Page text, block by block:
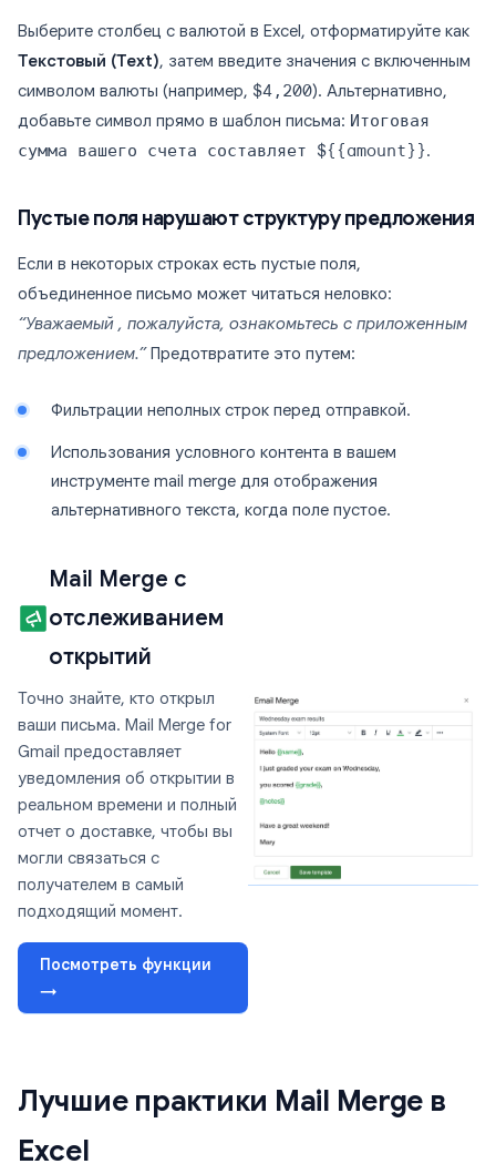
Выберите столбец с валютой в Excel, отформатируйте как
Текстовый (Text), затем введите значения с включенным
символом валюты (например, $4,200). Альтернативно,
добавьте символ прямо в шаблон письма: Итоговая
сумма вашего счета составляет ${{amount}}.
Пустые поля нарушают структуру предложения
Если в некоторых строках есть пустые поля,
объединенное письмо может читаться неловко:
“Уважаемый , пожалуйста, ознакомьтесь с приложенным
предложением.”Предотвратите это путем:
Фильтрации неполных строк перед отправкой.
Использования условного контента в вашем
инструменте mail merge для отображения
альтернативного текста, когда поле пустое.
Mail Merge с
отслеживанием
открытий
Точно знайте, кто открыл
ваши письма. Mail Merge for
Gmail предоставляет
уведомления об открытии в
реальном времени и полный
отчет о доставке, чтобы вы
могли связаться с
получателем в самый
подходящий момент.
Посмотреть функции
→
Лучшие практики Mail Merge в
Excel